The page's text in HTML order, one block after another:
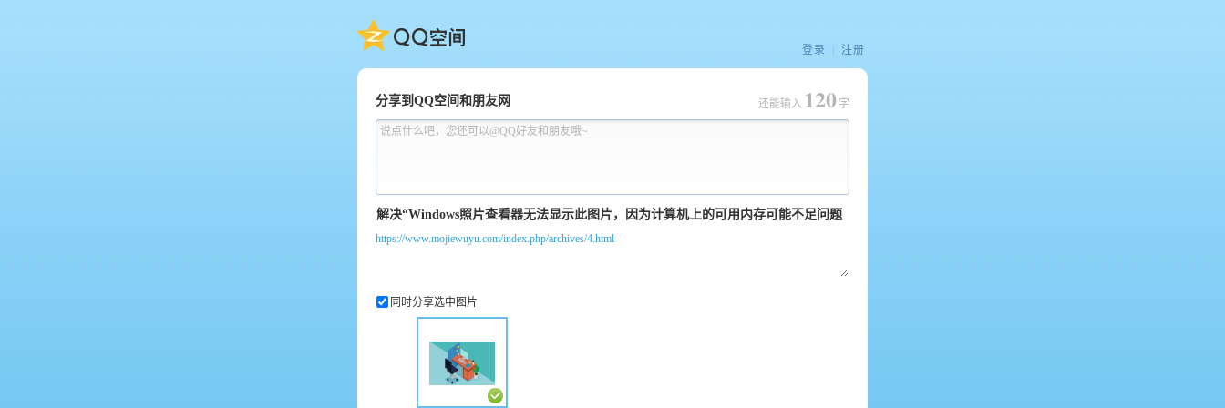
QQ空间
登录 注册
分享到QQ空间和朋友网
说点什么吧，您还可以@QQ好友和朋友哦~
还能输入 120 字
https://www.mojiewuyu.com/index.php/archives/4.html
同时分享选中图片